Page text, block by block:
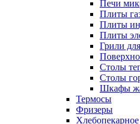
Печи
Плиты
Плиты
Плиты
Грили
Столы
Столы
Шкафы
Термосы
Фризеры